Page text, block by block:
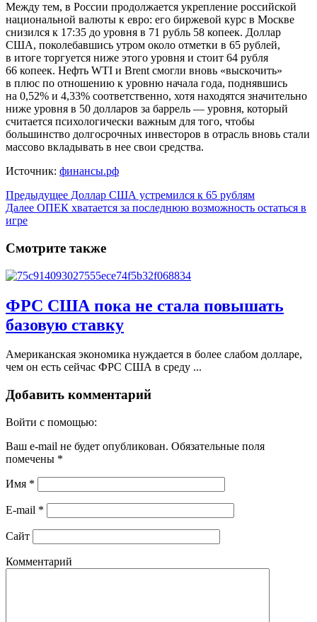
Между тем, в России продолжается укрепление российской
национальной валюты к евро: его биржевой курс в Москве
снизился к 17:35 до уровня в 71 рубль 58 копеек. Доллар
США, поколебавшись утром около отметки в 65 рублей,
в итоге торгуется ниже этого уровня и стоит 64 рубля
66 копеек. Нефть WTI и Brent смогли вновь «выскочить»
в плюс по отношению к уровню начала года, поднявшись
на 0,52% и 4,33% соответственно, хотя находятся значительно
ниже уровня в 50 долларов за баррель — уровня, который
считается психологически важным для того, чтобы
большинство долгосрочных инвесторов в отрасль вновь стали
массово вкладывать в нее свои средства.
Источник: финансы.рф
Предыдущее Доллар США устремился к 65 рублям
Далее ОПЕК хватается за последнюю возможность остаться в
игре
Смотрите также
ФРС США пока не стала повышать
базовую ставку
Американская экономика нуждается в более слабом долларе,
чем он есть сейчас ФРС США в среду ...
Добавить комментарий
Войти с помощью:
Ваш e-mail не будет опубликован. Обязательные поля
помечены *
Имя *
E-mail *
Сайт
Комментарий